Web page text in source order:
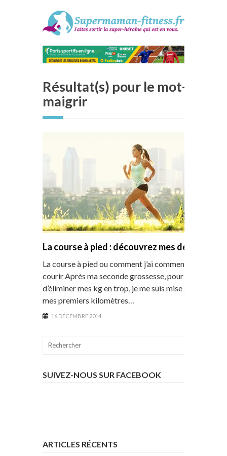
Résultat(s) pour le mot-clé :
maigrir
La course à pied : découvrez mes débuts
La course à pied ou comment j’ai commencé à
courir Après ma seconde grossesse, pour tenter
d’éliminer mes kg en trop, je me suis mise à faire
mes premiers kilomètres…
16 DÉCEMBRE 2014
SUIVEZ-NOUS SUR FACEBOOK
ARTICLES RÉCENTS